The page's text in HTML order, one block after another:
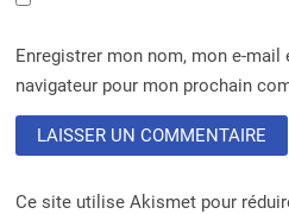
Enregistrer mon nom, mon e-
navigateur pour mon prochain
Ce site utilise Akismet pour